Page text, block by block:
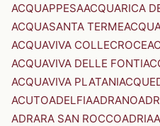
ACQUAPPESAACQUARICA
ACQUASANTA TERME
ACQUAVIVA COLLECROCE
ACQUAVIVA DELLE FONTI
ACQUAVIVA PLATANI
ACUTOADELFIAADRANO
ADRARA SAN ROCCOADRIA